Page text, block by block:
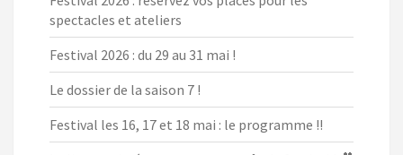
spectacles et ateliers
Festival 2026 : du 29 au 31 mai !
Le dossier de la saison 7 !
Festival les 16, 17 et 18 mai : le programme !!